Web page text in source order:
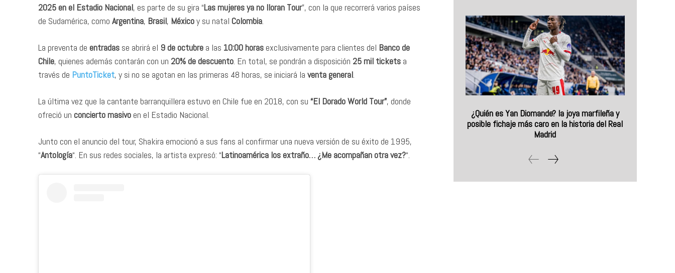
2025 en el Estadio Nacional, es parte de su gira “Las mujeres ya no lloran Tour”, con la que recorrerá varios países
de Sudamérica, como Argentina, Brasil, Méxicoy su natal Colombia.
La preventa de entradas se abrirá el 9 de octubre a las 10:00 horasexclusivamente para clientes del Banco de
Chile, quienes además contarán con un 20% de descuento. En total, se pondrán a disposición 25 mil tickets a
través de PuntoTicket, y si no se agotan en las primeras 48 horas, se iniciará la venta general.
La última vez que la cantante barranquillera estuvo en Chile fue en 2018, con su “El Dorado World Tour”, donde
ofreció un concierto masivoen el Estadio Nacional.
Junto con el anuncio del tour, Shakira emocionó a sus fans al confirmar una nueva versión de su éxito de 1995,
“Antología“. En sus redes sociales, la artista expresó: “Latinoamérica los extraño… ¿Me acompañan otra vez?“.
¿Quién es Yan Diomande? la joya marfileña y
posible fichaje más caro en la historia del Real
Madrid